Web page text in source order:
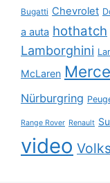
Bugatti Chevrolet
a auta hothatch
Lamborghini
McLaren
Nürburgring
Range Rover Renault
video